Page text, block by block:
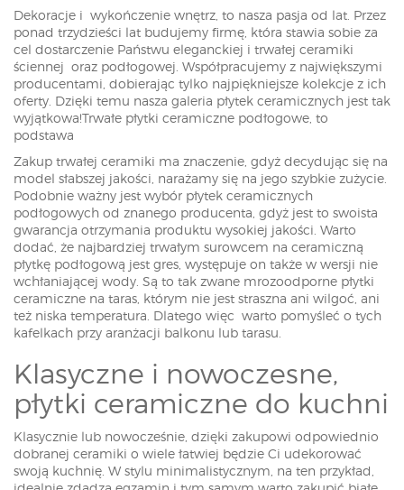
Dekoracje i wykończenie wnętrz, to nasza pasja od lat. Przez
ponad trzydzieści lat budujemy firmę, która stawia sobie za
cel dostarczenie Państwu eleganckiej i trwałej ceramiki
ściennej oraz podłogowej. Współpracujemy z największymi
producentami, dobierając tylko najpiękniejsze kolekcje z ich
oferty. Dzięki temu nasza galeria płytek ceramicznych jest tak
wyjątkowa!Trwałe płytki ceramiczne podłogowe, to
podstawa
Zakup trwałej ceramiki ma znaczenie, gdyż decydując się na
model słabszej jakości, narażamy się na jego szybkie zużycie.
Podobnie ważny jest wybór płytek ceramicznych
podłogowych od znanego producenta, gdyż jest to swoista
gwarancja otrzymania produktu wysokiej jakości. Warto
dodać, że najbardziej trwałym surowcem na ceramiczną
płytkę podłogową jest gres, występuje on także w wersji nie
wchłaniającej wody. Są to tak zwane mrozoodporne płytki
ceramiczne na taras, którym nie jest straszna ani wilgoć, ani
też niska temperatura. Dlatego więc warto pomyśleć o tych
kafelkach przy aranżacji balkonu lub tarasu.
Klasyczne i nowoczesne,
płytki ceramiczne do kuchni
Klasycznie lub nowocześnie, dzięki zakupowi odpowiednio
dobranej ceramiki o wiele łatwiej będzie Ci udekorować
swoją kuchnię. W stylu minimalistycznym, na ten przykład,